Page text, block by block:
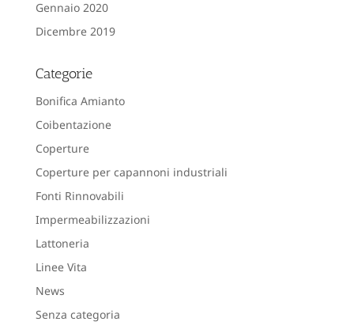
Gennaio 2020
Dicembre 2019
Categorie
Bonifica Amianto
Coibentazione
Coperture
Coperture per capannoni industriali
Fonti Rinnovabili
Impermeabilizzazioni
Lattoneria
Linee Vita
News
Senza categoria